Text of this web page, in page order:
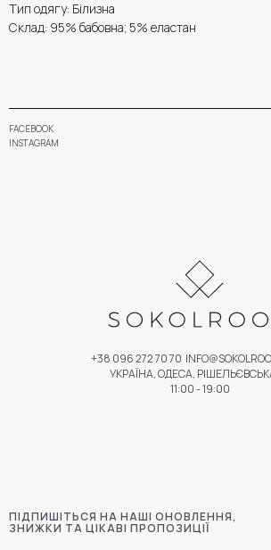
Тип одягу: Білизна
Склад: 95% бабовна; 5% еластан
FACEBOOK
ПІДПИШІТЬСЯ НА НАШІ ОНОВЛЕННЯ,
ЗНИЖКИ ТА ЦІКАВІ ПРОПОЗИЦІЇ
+38 096 272 70 70
УКРАЇНА, ОДЕСА,
11:00 - 19:00
INSTAGRAM